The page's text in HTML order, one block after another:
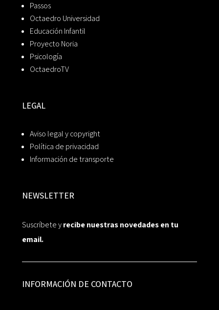
Passos
Octaedro Universidad
Educación Infantil
Proyecto Noria
Psicología
OctaedroTV
LEGAL
Aviso legal y copyright
Política de privacidad
Información de transporte
NEWSLETTER
Suscríbete yrecibe nuestras novedades en tu
email.
INFORMACIÓN DE CONTACTO